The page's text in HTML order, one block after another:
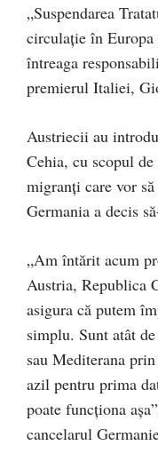
„Suspendarea
circulaţie în Europa
întreaga
premierul Italiei,
Austriecii au
Cehia, cu scopul
migranţi care vor
Germania a decis
„Am întărit acum
Austria, Republica
asigura că putem
simplu. Sunt atât
sau Mediterana
azil pentru prima
poate funcţiona
cancelarul